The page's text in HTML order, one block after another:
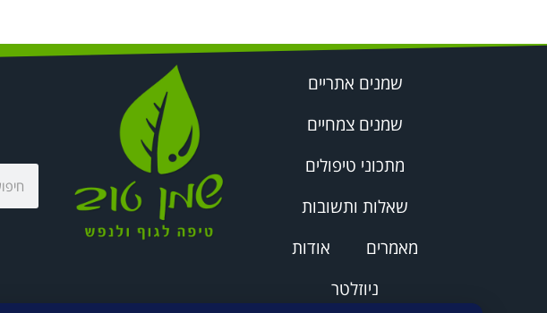
שמנים אתריים
שמנים צמחיים
מתכוני טיפולים
שאלות ותשובות
מאמרים
אודות
ניוזלטר